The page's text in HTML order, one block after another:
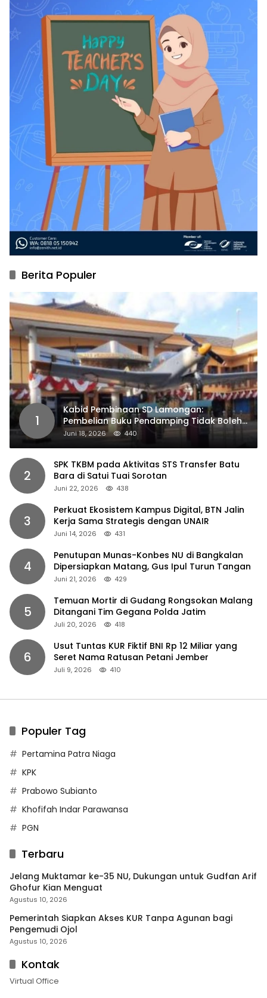
Berita Populer
1
Kabid Pembinaan SD Lamongan:
Pembelian Buku Pendamping Tidak Boleh
Dipaksakan
Juni 18, 2026 440
2
SPK TKBM pada Aktivitas STS Transfer Batu
Bara di Satui Tuai Sorotan
Juni 22, 2026 438
3
Perkuat Ekosistem Kampus Digital, BTN Jalin
Kerja Sama Strategis dengan UNAIR
Juni 14, 2026 431
4
Penutupan Munas-Konbes NU di Bangkalan
Dipersiapkan Matang, Gus Ipul Turun Tangan
Juni 21, 2026 429
5
Temuan Mortir di Gudang Rongsokan Malang
Ditangani Tim Gegana Polda Jatim
Juli 20, 2026 418
6
Usut Tuntas KUR Fiktif BNI Rp 12 Miliar yang
Seret Nama Ratusan Petani Jember
Juli 9, 2026 410
Populer Tag
Pertamina Patra Niaga
KPK
Prabowo Subianto
Khofifah Indar Parawansa
PGN
Terbaru
Jelang Muktamar ke-35 NU, Dukungan untuk Gudfan Arif
Ghofur Kian Menguat
Agustus 10, 2026
Pemerintah Siapkan Akses KUR Tanpa Agunan bagi
Pengemudi Ojol
Agustus 10, 2026
Kontak
Virtual Office